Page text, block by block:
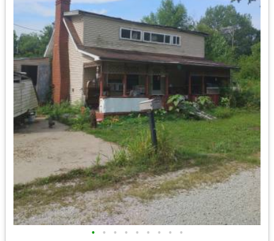
• • • • • • • • •